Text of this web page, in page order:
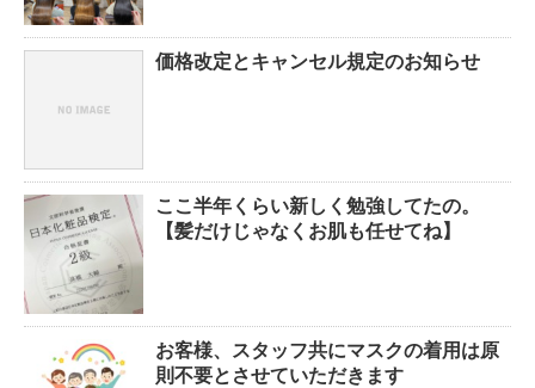
価格改定とキャンセル規定のお知らせ
ここ半年くらい新しく勉強してたの。
【髪だけじゃなくお肌も任せてね】
お客様、スタッフ共にマスクの着用は原
則不要とさせていただきます